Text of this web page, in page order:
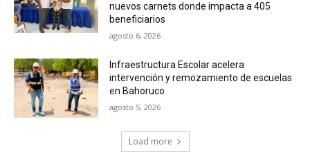
nuevos carnets donde impacta a 405
beneficiarios
agosto 6, 2026
Infraestructura Escolar acelera
intervención y remozamiento de escuelas
en Bahoruco
agosto 5, 2026
Load more